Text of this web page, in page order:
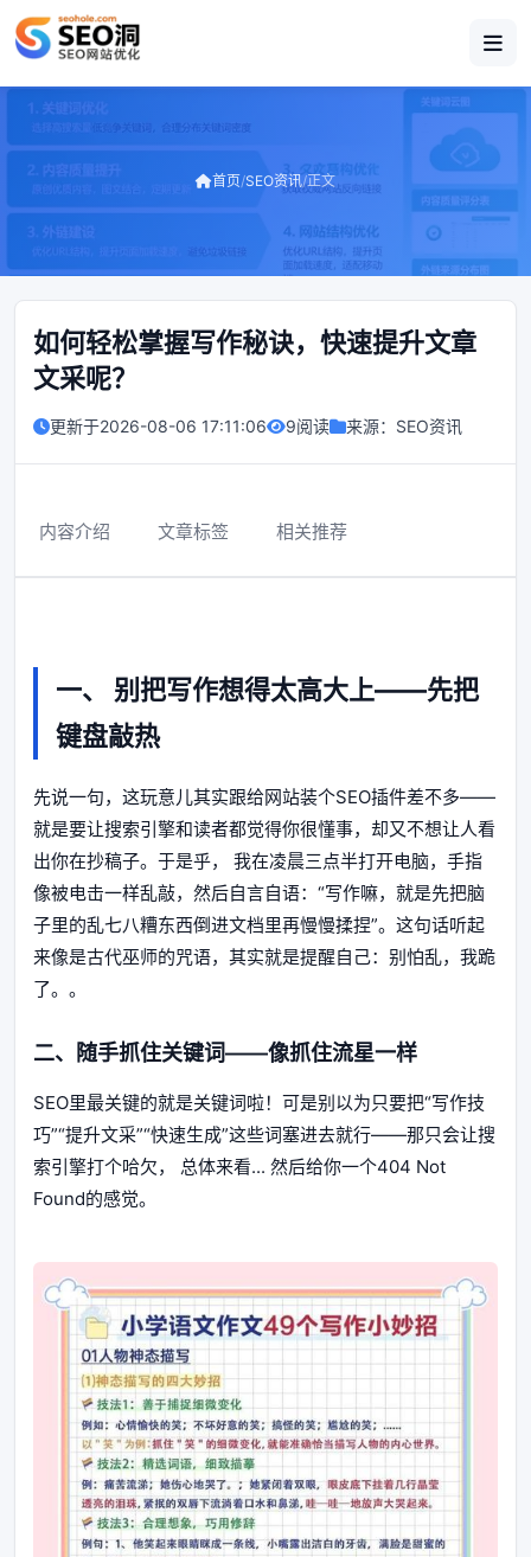
首页/SEO资讯/正文
如何轻松掌握写作秘诀，快速提升文章
文采呢？
更新于2026-08-06 17:11:06 9阅读 来源： SEO资讯
内容介绍 文章标签 相关推荐
一、 别把写作想得太高大上——先把
键盘敲热
先说一句，这玩意儿其实跟给网站装个SEO插件差不多——
就是要让搜索引擎和读者都觉得你很懂事，却又不想让人看
出你在抄稿子。于是乎， 我在凌晨三点半打开电脑，手指
像被电击一样乱敲，然后自言自语：“写作嘛，就是先把脑
子里的乱七八糟东西倒进文档里再慢慢揉捏”。这句话听起
来像是古代巫师的咒语，其实就是提醒自己：别怕乱，我跪
了。。
二、随手抓住关键词——像抓住流星一样
SEO里最关键的就是关键词啦！可是别以为只要把“写作技
巧”“提升文采”“快速生成”这些词塞进去就行——那只会让搜
索引擎打个哈欠， 总体来看... 然后给你一个404 Not
Found的感觉。